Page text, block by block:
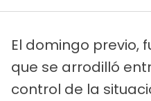
El domingo previo,
que se arrodilló
control de la